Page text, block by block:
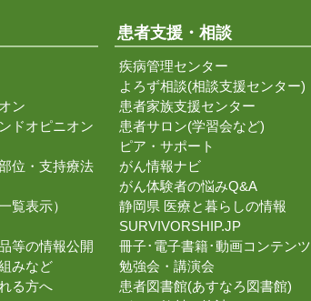
ン
ドオピニオン
位・支持療法
覧表示）
等の情報公開
みなど
る方へ
患者支援・相談
疾病管理センター
よろず相談(相談支援センター)
患者家族支援センター
患者サロン(学習会など)
ピア・サポート
がん情報ナビ
がん体験者の悩みQ&A
静岡県 医療と暮らしの情報
SURVIVORSHIP.JP
冊子･電子書籍･動画コンテンツ
勉強会・講演会
患者図書館(あすなろ図書館)